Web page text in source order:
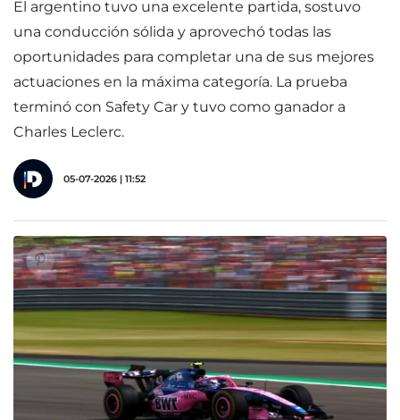
El argentino tuvo una excelente partida, sostuvo
una conducción sólida y aprovechó todas las
oportunidades para completar una de sus mejores
actuaciones en la máxima categoría. La prueba
terminó con Safety Car y tuvo como ganador a
Charles Leclerc.
05-07-2026 | 11:52